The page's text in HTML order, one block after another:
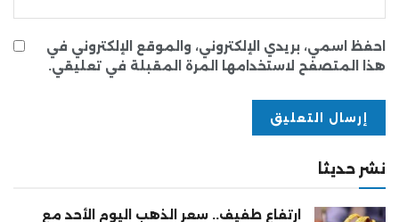
احفظ اسمي، بريدي الإلكتروني، والموقع الإلكتروني في
هذا المتصفح لاستخدامها المرة المقبلة في تعليقي.
نشر حديثا
ارتفاع طفيف.. سعر الذهب اليوم الأحد مع